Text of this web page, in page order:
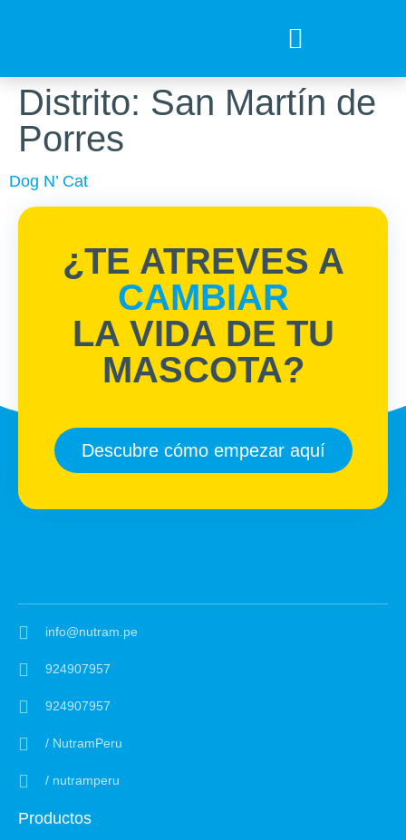
Distrito: San Martín de
Porres
Dog N’ Cat
¿TE ATREVES A
CAMBIAR
LA VIDA DE TU
MASCOTA?
Descubre cómo empezar aquí
info@nutram.pe
924907957
924907957
/ NutramPeru
/ nutramperu
Productos